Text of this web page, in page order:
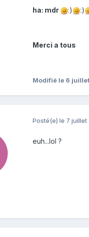
ha: mdr :) :)
Merci a tous
Modifié le 6
Posté(e) le 7 juillet
euh...lol ?